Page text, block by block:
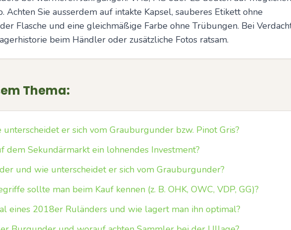
Achten Sie ausserdem auf intakte Kapsel, sauberes Etikett ohne
Flasche und eine gleichmäßige Farbe ohne Trübungen. Bei
beim Händler oder zusätzliche Fotos ratsam.
Thema:
er sich vom Grauburgunder bzw. Pinot Gris?
dem Sekundärmarkt ein lohnendes Investment?
und wie unterscheidet er sich vom Grauburgunder?
sollte man beim Kauf kennen (z. B. OHK, OWC, VDP, GG)?
eines 2018er Ruländers und wie lagert man ihn optimal?